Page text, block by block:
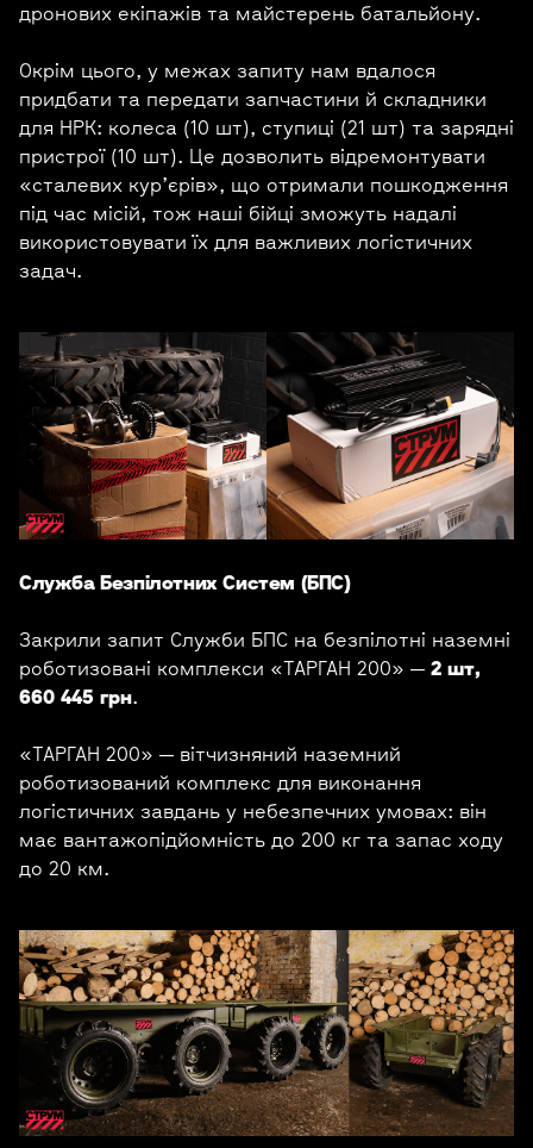
дронових екіпажів та майстерень батальйону.
Окрім цього, у межах запиту нам вдалося
придбати та передати запчастини й складники
для НРК: колеса (10 шт), ступиці (21 шт) та зарядні
пристрої (10 шт). Це дозволить відремонтувати
«сталевих кур’єрів», що отримали пошкодження
під час місій, тож наші бійці зможуть надалі
використовувати їх для важливих логістичних
задач.
Служба Безпілотних Систем (БПС)
Закрили запит Служби БПС на безпілотні наземні
роботизовані комплекси «ТАРГАН 200» — 2 шт,
660 445 грн.
«ТАРГАН 200» — вітчизняний наземний
роботизований комплекс для виконання
логістичних завдань у небезпечних умовах: він
має вантажопідйомність до 200 кг та запас ходу
до 20 км.